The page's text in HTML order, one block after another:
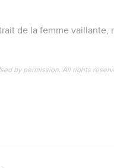
de la femme
by permission. All rights